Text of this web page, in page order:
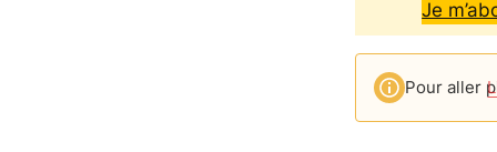
Je
Pour aller